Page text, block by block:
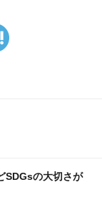
SDGsの大切さが